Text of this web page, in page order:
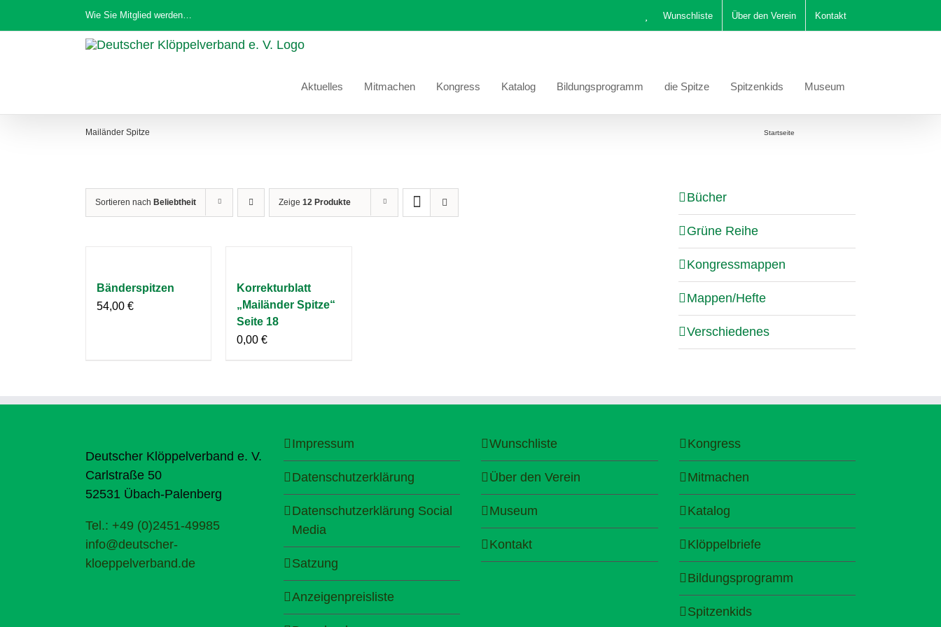
Inhalt
Wie Sie Mitglied werden… Wunschliste Über den Verein Kontakt
Aktuelles Mitmachen Kongress Katalog Bildungsprogramm die Spitze Spitzenkids Museum
Mailänder Spitze Startseite
Sortieren nach Beliebtheit Zeige 12 Produkte
Bänderspitzen
54,00 €
Korrekturblatt
„Mailänder Spitze“
Seite 18
0,00€
Bücher
Grüne Reihe
Kongressmappen
Mappen/Hefte
Verschiedenes
Deutscher Klöppelverband e. V.
Carlstraße 50
52531 Übach-Palenberg
Tel.: +49 (0)2451-49985
info@deutscher-
kloeppelverband.de
Impressum
Datenschutzerklärung
Datenschutzerklärung Social
Media
Satzung
Anzeigenpreisliste
Wunschliste
Über den Verein
Museum
Kontakt
Kongress
Mitmachen
Katalog
Klöppelbriefe
Bildungsprogramm
Spitzenkids